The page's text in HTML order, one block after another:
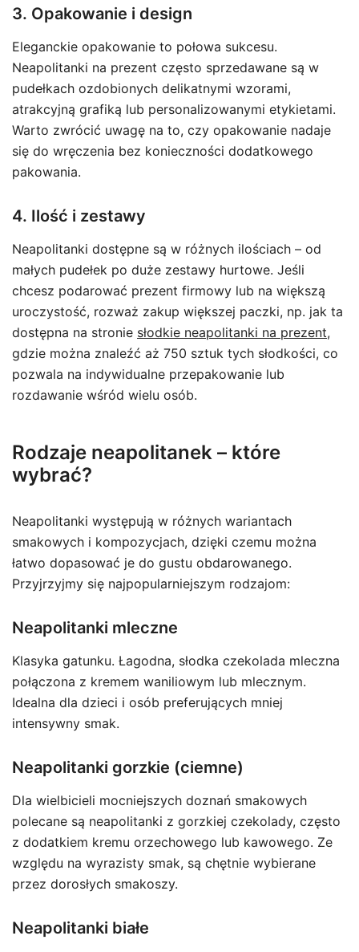
3. Opakowanie i design
Eleganckie opakowanie to połowa sukcesu.
Neapolitanki na prezent często sprzedawane są w
pudełkach ozdobionych delikatnymi wzorami,
atrakcyjną grafiką lub personalizowanymi etykietami.
Warto zwrócić uwagę na to, czy opakowanie nadaje
się do wręczenia bez konieczności dodatkowego
pakowania.
4. Ilość i zestawy
Neapolitanki dostępne są w różnych ilościach – od
małych pudełek po duże zestawy hurtowe. Jeśli
chcesz podarować prezent firmowy lub na większą
uroczystość, rozważ zakup większej paczki, np. jak ta
dostępna na stronie słodkie neapolitanki na prezent,
gdzie można znaleźć aż 750 sztuk tych słodkości, co
pozwala na indywidualne przepakowanie lub
rozdawanie wśród wielu osób.
Rodzaje neapolitanek – które
wybrać?
Neapolitanki występują w różnych wariantach
smakowych i kompozycjach, dzięki czemu można
łatwo dopasować je do gustu obdarowanego.
Przyjrzyjmy się najpopularniejszym rodzajom:
Neapolitanki mleczne
Klasyka gatunku. Łagodna, słodka czekolada mleczna
połączona z kremem waniliowym lub mlecznym.
Idealna dla dzieci i osób preferujących mniej
intensywny smak.
Neapolitanki gorzkie (ciemne)
Dla wielbicieli mocniejszych doznań smakowych
polecane są neapolitanki z gorzkiej czekolady, często
z dodatkiem kremu orzechowego lub kawowego. Ze
względu na wyrazisty smak, są chętnie wybierane
przez dorosłych smakoszy.
Neapolitanki białe